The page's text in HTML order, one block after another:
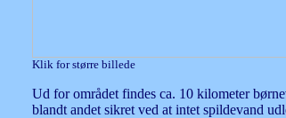
Klik for større billede
Ud for området findes ca. 10 kilometer
blandt andet sikret ved at intet spildevand